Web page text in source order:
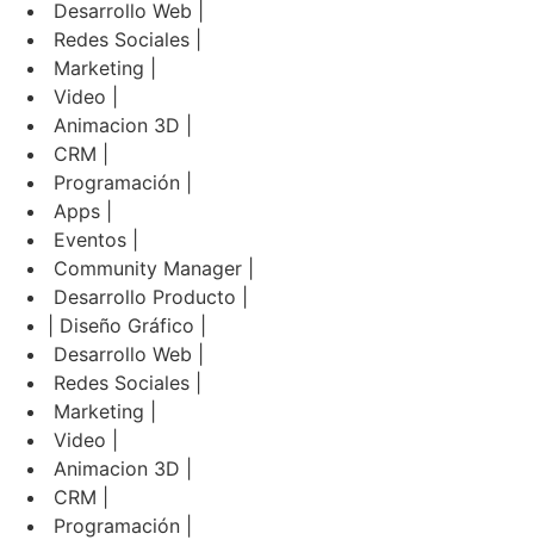
Desarrollo Web |
Redes Sociales |
Marketing |
Video |
Animacion 3D |
CRM |
Programación |
Apps |
Eventos |
Community Manager |
Desarrollo Producto |
| Diseño Gráfico |
Desarrollo Web |
Redes Sociales |
Marketing |
Video |
Animacion 3D |
CRM |
Programación |